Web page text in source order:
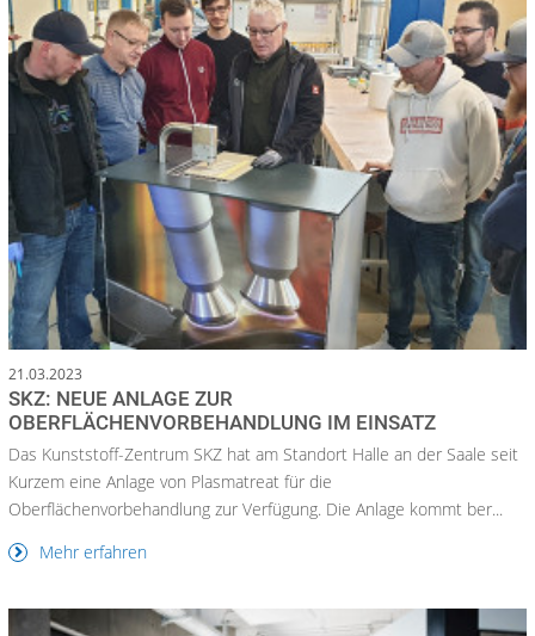
21.03.2023
SKZ: NEUE ANLAGE ZUR
OBERFLÄCHENVORBEHANDLUNG IM EINSATZ
Das Kunststoff-Zentrum SKZ hat am Standort Halle an der Saale seit
Kurzem eine Anlage von Plasmatreat für die
Oberflächenvorbehandlung zur Verfügung. Die Anlage kommt ber...
Mehr erfahren